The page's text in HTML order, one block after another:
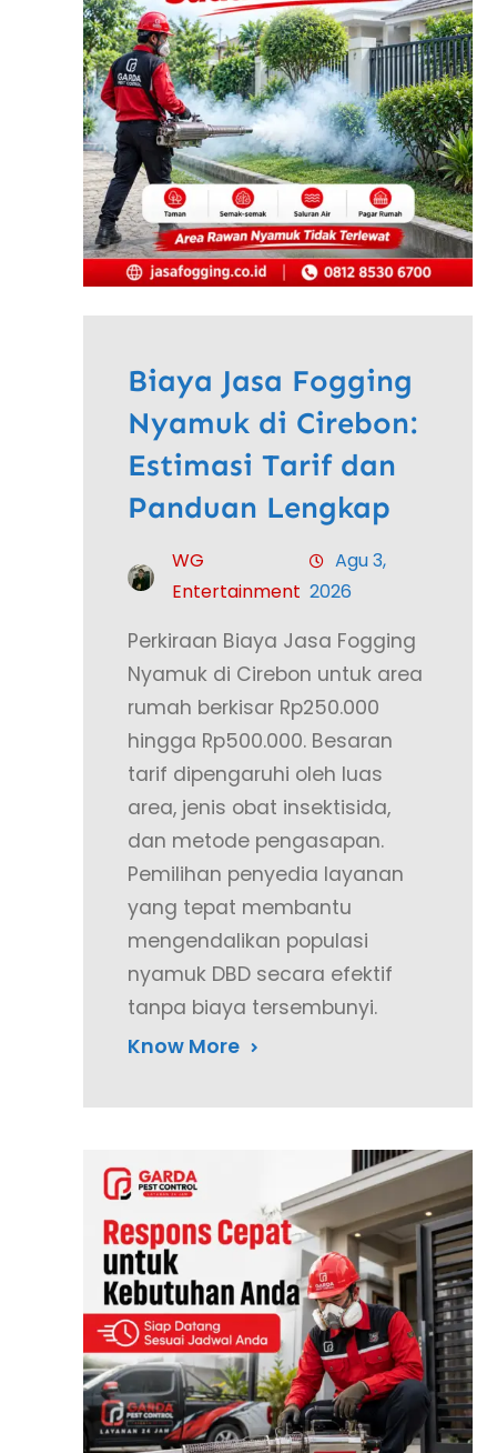
Biaya Jasa Fogging
Nyamuk di Cirebon:
Estimasi Tarif dan
Panduan Lengkap
WG
Entertainment
Agu 3,
2026
Perkiraan Biaya Jasa Fogging
Nyamuk di Cirebon untuk area
rumah berkisar Rp250.000
hingga Rp500.000. Besaran
tarif dipengaruhi oleh luas
area, jenis obat insektisida,
dan metode pengasapan.
Pemilihan penyedia layanan
yang tepat membantu
mengendalikan populasi
nyamuk DBD secara efektif
tanpa biaya tersembunyi.
Know More